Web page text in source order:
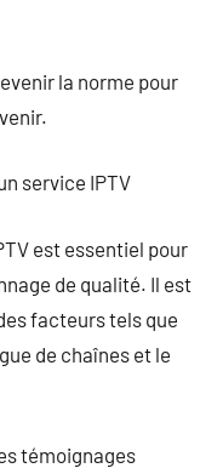
la norme pour
service IPTV
est essentiel pour
de qualité. Il est
facteurs tels que
de chaînes et le
témoignages